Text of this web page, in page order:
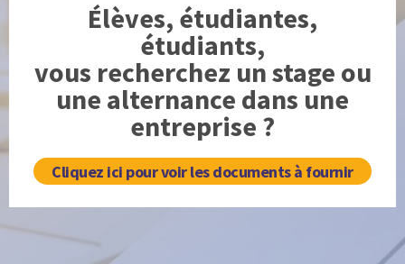
Élèves, étudiantes,
étudiants,
vous recherchez un stage ou
une alternance dans une
entreprise ?
Cliquez ici pour voir les documents à fournir